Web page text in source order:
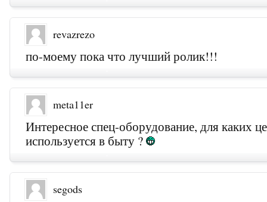
revazrezo
по-моему пока что лучший ролик!!!
meta11er
Интересное спец-оборудование, для каких
используется в быту ?
segods